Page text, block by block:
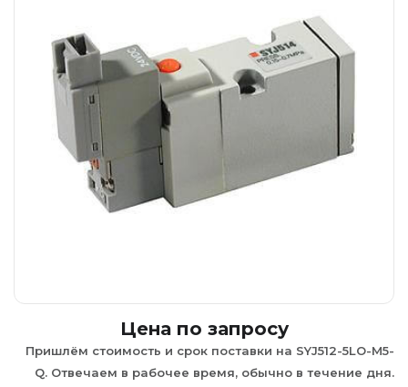
Цена по запросу
Пришлём стоимость и срок поставки на SYJ512-5LO-M5-
Q. Отвечаем в рабочее время, обычно в течение дня.